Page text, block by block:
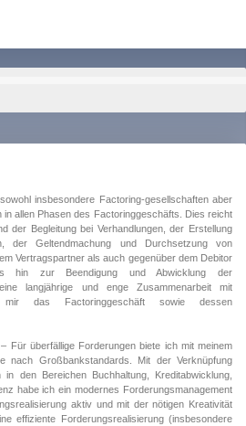
insbesondere Factoring-gesellschaften aber
allen Phasen des Factoringgeschäfts. Dies reicht
der Begleitung bei Verhandlungen, der Erstellung
der Geltendmachung und Durchsetzung von
Vertragspartner als auch gegenüber dem Debitor
hin zur Beendigung und Abwicklung der
langjährige und enge Zusammenarbeit mit
mir das Factoringgeschäft sowie dessen
– Für überfällige Forderungen biete ich mit meinem
nach Großbankstandards. Mit der Verknüpfung
in den Bereichen Buchhaltung, Kreditabwicklung,
habe ich ein modernes Forderungsmanagement
aktiv und mit der nötigen Kreativität
effiziente Forderungsrealisierung (insbesondere